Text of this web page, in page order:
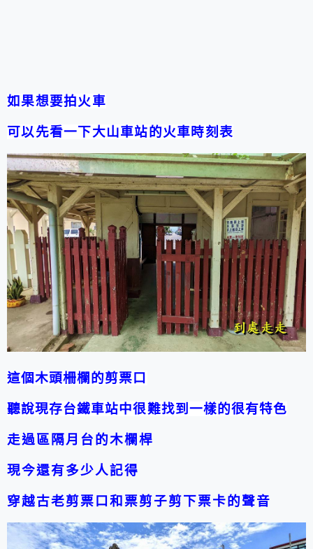
如果想要拍火車
可以先看一下大山車站的火車時刻表
這個木頭柵欄的剪票口
聽說現存台鐵車站中很難找到一樣的很有特色
走過區隔月台的木欄桿
現今還有多少人記得
穿越古老剪票口和票剪子剪下票卡的聲音